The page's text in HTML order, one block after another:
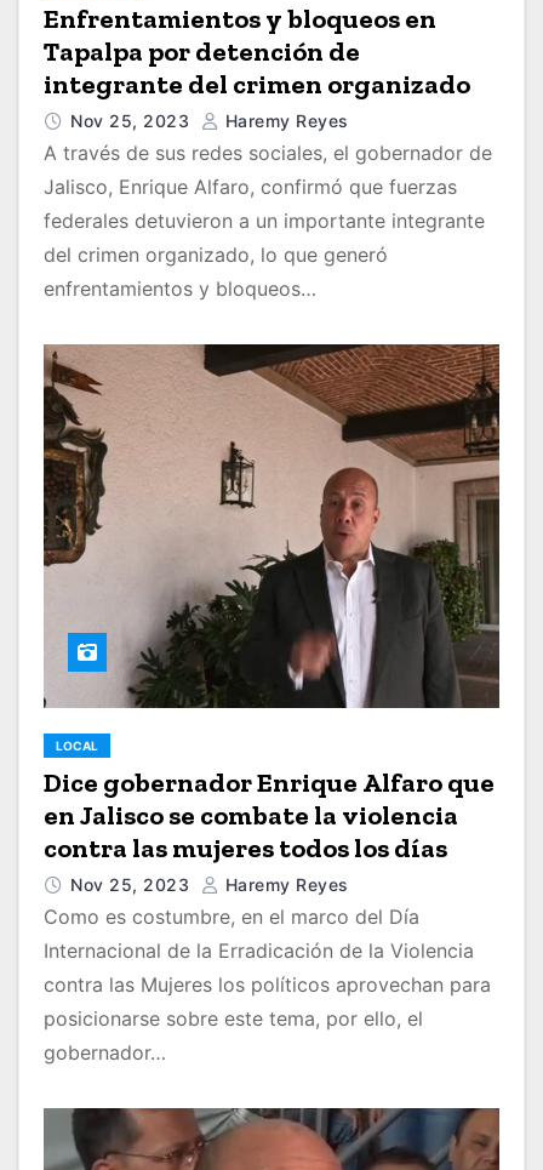
Enfrentamientos y bloqueos en
Tapalpa por detención de
integrante del crimen organizado
Nov 25, 2023 Haremy Reyes
A través de sus redes sociales, el gobernador de
Jalisco, Enrique Alfaro, confirmó que fuerzas
federales detuvieron a un importante integrante
del crimen organizado, lo que generó
enfrentamientos y bloqueos…
LOCAL
Dice gobernador Enrique Alfaro que
en Jalisco se combate la violencia
contra las mujeres todos los días
Nov 25, 2023 Haremy Reyes
Como es costumbre, en el marco del Día
Internacional de la Erradicación de la Violencia
contra las Mujeres los políticos aprovechan para
posicionarse sobre este tema, por ello, el
gobernador…